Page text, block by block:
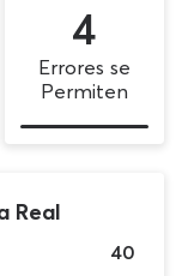
4
Errores se
Permiten
Real
40